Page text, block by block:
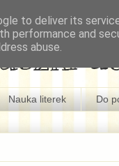
Nauka literek Do
to deliver its
performance and
abuse.